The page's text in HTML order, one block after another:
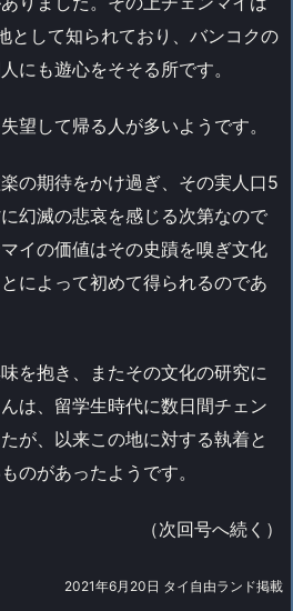
として知られており、バンコクの
にも遊心をそそる所です。
望して帰る人が多いようです。
の期待をかけ過ぎ、その実人口5
幻滅の悲哀を感じる次第なので
イの価値はその史蹟を嗅ぎ文化
によって初めて得られるのであ
を抱き、またその文化の研究に
は、留学生時代に数日間チェン
が、以来この地に対する執着と
のがあったようです。
（次回号へ続く）
2021年6月20日 タイ自由ランド掲載